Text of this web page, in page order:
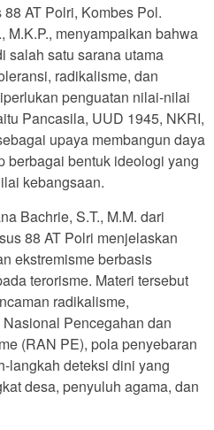
AT Polri, Kombes Pol.
M.K.P., menyampaikan bahwa
salah satu sarana utama
radikalisme, dan
penguatan nilai-nilai
Pancasila, UUD 1945, NKRI,
upaya membangun daya
berbagai bentuk ideologi yang
kebangsaan.
Bachrie, S.T., M.M. dari
88 AT Polri menjelaskan
ekstremisme berbasis
terorisme. Materi tersebut
radikalisme,
Pencegahan dan
(RAN PE), pola penyebaran
langkah deteksi dini yang
desa, penyuluh agama, dan